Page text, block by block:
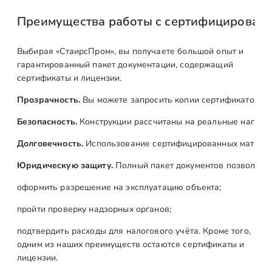
е
ж
а
в
щ
с
л
A
Преимущества работы с
Выбирая «СтаирсПром», вы получаете большой опыт и
гарантированный пакет документации, содержащий
сертификаты и лицензии.
Прозрачность.Вы можете запросить копии сертификатов
Безопасность.Конструкции рассчитаны на реальные
Долговечность. Использование сертифицированных
Юридическую защиту.Полный пакет документов позволяет:
оформить разрешение на эксплуатацию объекта;
пройти проверку надзорных органов;
подтвердить расходы для налогового учёта. Кроме того,
одним из наших преимуществ остаются сертификаты и
лицензии.